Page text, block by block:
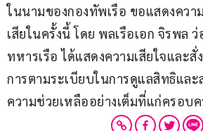
ในนามของกองทัพเรือ ขอแสดงควา
เสียในครั้งนี้ โดย พลเรือเอก จิรพล
ทหารเรือ ได้แสดงความเสียใจและสั่
การตามระเบียบในการดูแลสิทธิแล
ความช่วยเหลืออย่างเต็มที่แก่ครอบ